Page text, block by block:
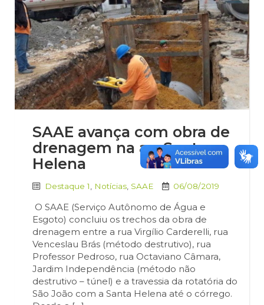
SAAE avança com obra de
drenagem na av. Santa
Helena
Destaque 1 Notícias SAAE 06/08/2019
O SAAE (Serviço Autônomo de Água e
Esgoto) concluiu os trechos da obra de
drenagem entre a rua Virgílio Carderelli, rua
Venceslau Brás (método destrutivo), rua
Professor Pedroso, rua Octaviano Câmara,
Jardim Independência (método não
destrutivo – túnel) e a travessia da rotatória do
São João com a Santa Helena até o córrego.